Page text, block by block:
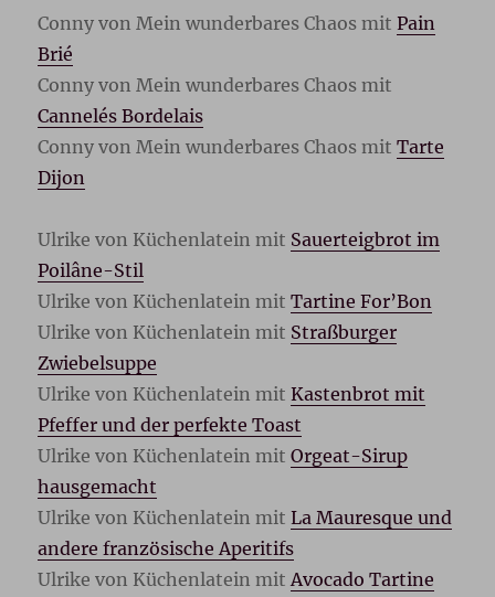
Conny von Mein wunderbares Chaos mitPain
Brié
Conny von Mein wunderbares Chaos mit
Cannelés Bordelais
Conny von Mein wunderbares Chaos mitTarte
Dijon
Ulrike von Küchenlatein mit Sauerteigbrot im
Poilâne-Stil
Ulrike von Küchenlatein mitTartine For’Bon
Ulrike von Küchenlatein mit Straßburger
Zwiebelsuppe
Ulrike von Küchenlatein mitKastenbrot mit
Pfeffer und der perfekte Toast
Ulrike von Küchenlatein mitOrgeat-Sirup
hausgemacht
Ulrike von Küchenlatein mitLa Mauresque und
andere französische Aperitifs
Ulrike von Küchenlatein mit Avocado Tartine